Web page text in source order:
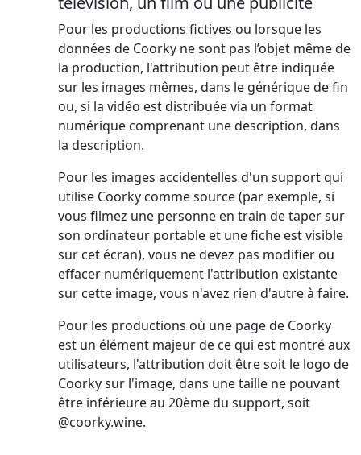
Pour les productions fictives ou lorsque les
données de Coorky ne sont pas l’objet même de
la production, l'attribution peut être indiquée
sur les images mêmes, dans le générique de fin
ou, si la vidéo est distribuée via un format
numérique comprenant une description, dans
la description.
Pour les images accidentelles d'un support qui
utilise Coorky comme source (par exemple, si
vous filmez une personne en train de taper sur
son ordinateur portable et une fiche est visible
sur cet écran), vous ne devez pas modifier ou
effacer numériquement l'attribution existante
sur cette image, vous n'avez rien d'autre à faire.
Pour les productions où une page de Coorky
est un élément majeur de ce qui est montré aux
utilisateurs, l'attribution doit être soit le logo de
Coorky sur l'image, dans une taille ne pouvant
être inférieure au 20ème du support, soit
@coorky.wine.